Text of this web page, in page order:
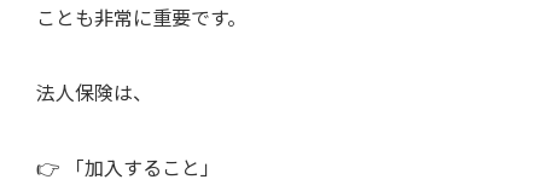
ことも非常に重要です。
法人保険は、
👉 「加入すること」